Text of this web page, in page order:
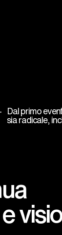
Dal primo
sia radicale,